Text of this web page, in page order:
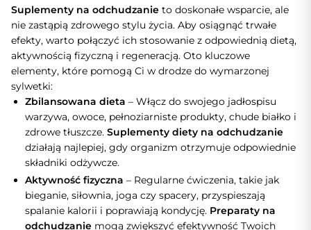
Suplementy na odchudzanie to doskonałe wsparcie, ale
nie zastąpią zdrowego stylu życia. Aby osiągnąć trwałe
efekty, warto połączyć ich stosowanie z odpowiednią dietą,
aktywnością fizyczną i regeneracją. Oto kluczowe
elementy, które pomogą Ci w drodze do wymarzonej
sylwetki:
Zbilansowana dieta – Włącz do swojego jadłospisu
warzywa, owoce, pełnoziarniste produkty, chude białko i
zdrowe tłuszcze. Suplementy diety na odchudzanie
działają najlepiej, gdy organizm otrzymuje odpowiednie
składniki odżywcze.
Aktywność fizyczna – Regularne ćwiczenia, takie jak
bieganie, siłownia, joga czy spacery, przyspieszają
spalanie kalorii i poprawiają kondycję. Preparaty na
odchudzanie mogą zwiększyć efektywność Twoich